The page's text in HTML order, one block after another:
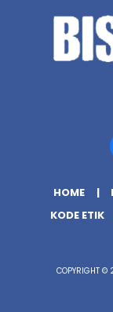
HOME
KODE ETIK
COPYRIGHT ©